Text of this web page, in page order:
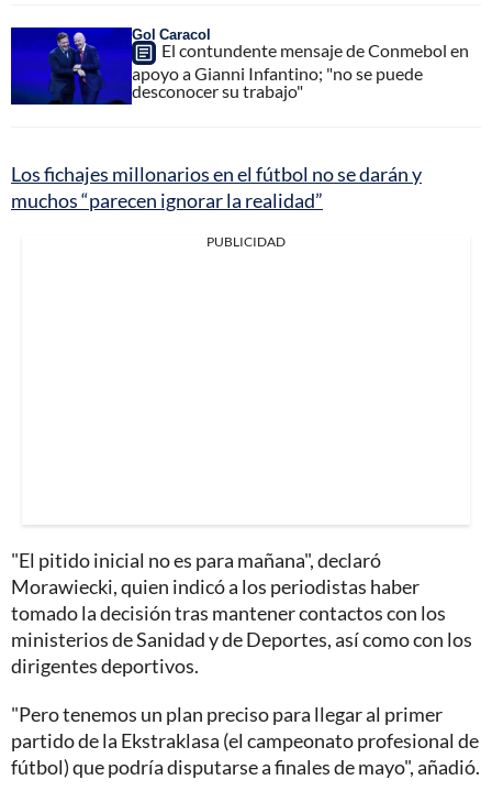
Gol Caracol
El contundente mensaje de Conmebol en
apoyo a Gianni Infantino; "no se puede
desconocer su trabajo"
Los fichajes millonarios en el fútbol no se darán y
muchos “parecen ignorar la realidad”
PUBLICIDAD
"El pitido inicial no es para mañana", declaró
Morawiecki, quien indicó a los periodistas haber
tomado la decisión tras mantener contactos con los
ministerios de Sanidad y de Deportes, así como con los
dirigentes deportivos.
"Pero tenemos un plan preciso para llegar al primer
partido de la Ekstraklasa (el campeonato profesional de
fútbol) que podría disputarse a finales de mayo", añadió.